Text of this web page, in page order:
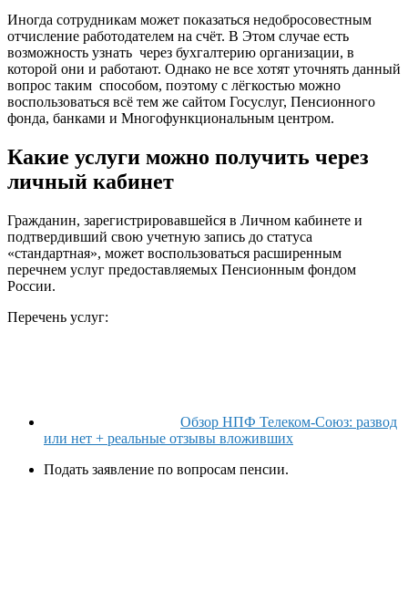
Иногда сотрудникам может показаться недобросовестным
отчисление работодателем на счёт. В Этом случае есть
возможность узнать через бухгалтерию организации, в
которой они и работают. Однако не все хотят уточнять данный
вопрос таким способом, поэтому с лёгкостью можно
воспользоваться всё тем же сайтом Госуслуг, Пенсионного
фонда, банками и Многофункциональным центром.
Какие услуги можно получить через
личный кабинет
Гражданин, зарегистрировавшейся в Личном кабинете и
подтвердивший свою учетную запись до статуса
«стандартная», может воспользоваться расширенным
перечнем услуг предоставляемых Пенсионным фондом
России.
Перечень услуг:
Обзор НПФ Телеком-Союз: развод
или нет + реальные отзывы вложивших
Подать заявление по вопросам пенсии.